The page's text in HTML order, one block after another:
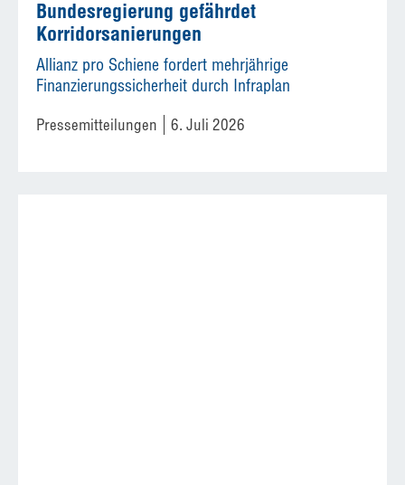
Bundesregierung gefährdet
Korridorsanierungen
Allianz pro Schiene fordert mehrjährige
Finanzierungssicherheit durch Infraplan
Pressemitteilungen 6. Juli 2026